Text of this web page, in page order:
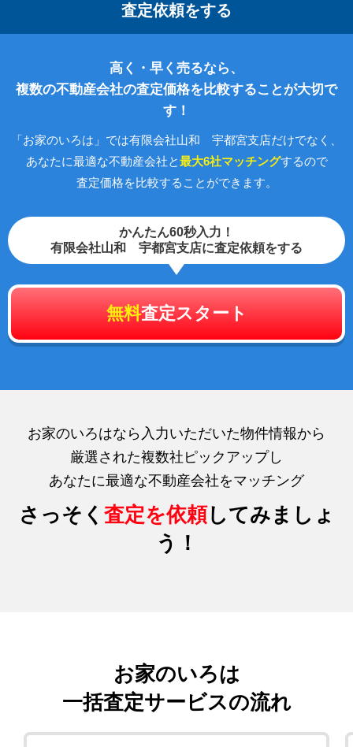
査定依頼をする
高く・早く売るなら、
複数の不動産会社の査定価格を比較することが大切で
す！
「お家のいろは」では有限会社山和 宇都宮支店だけでなく、
あなたに最適な不動産会社と最大6社マッチングするので
査定価格を比較することができます。
かんたん60秒入力！
有限会社山和 宇都宮支店に査定依頼をする
無料査定スタート
お家のいろはなら入力いただいた物件情報から
厳選された複数社ピックアップし
あなたに最適な不動産会社をマッチング
さっそく 査定を依頼してみましょ
う！
お家のいろは
一括査定サービスの流れ